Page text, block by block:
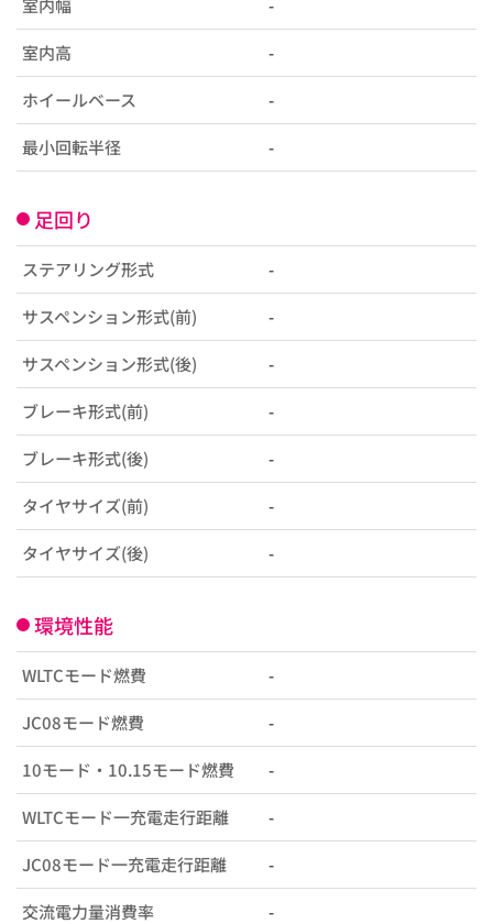
室内高 -
ホイールベース -
最小回転半径 -
足回り
ステアリング形式 -
サスペンション形式(前) -
サスペンション形式(後) -
ブレーキ形式(前) -
ブレーキ形式(後) -
タイヤサイズ(前) -
タイヤサイズ(後) -
環境性能
WLTCモード燃費 -
JC08モード燃費 -
10モード・10.15モード燃費 -
WLTCモード一充電走行距離 -
JC08モード一充電走行距離 -
交流電力量消費率 -